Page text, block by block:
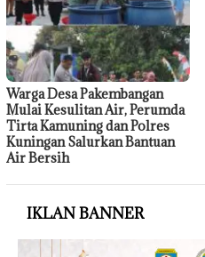
Warga Desa Pakembangan
Mulai Kesulitan Air, Perumda
Tirta Kamuning dan Polres
Kuningan Salurkan Bantuan
Air Bersih
IKLAN BANNER